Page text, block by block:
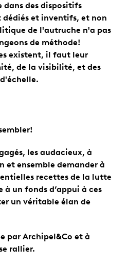
dans des dispositifs
et inventifs, et non
de l'autruche n'a pas
de méthode!
existent, il faut leur
de la visibilité, et des
les audacieux, à
et ensemble demander à
recettes de la lutte
un fonds d’appui à ces
un véritable élan de
par Archipel&Co et à
rallier.